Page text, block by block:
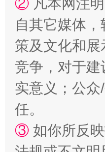
② 凡本网注
自其它媒体
策及文化和
竞争，对于
实意义；公
任。
③ 如你所反